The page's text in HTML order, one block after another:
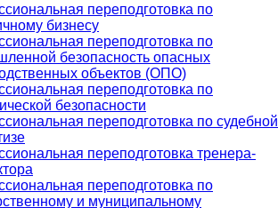
переподготовка по
бизнесу
переподготовка по
безопасность опасных
объектов (ОПО)
переподготовка по
безопасности
переподготовка по судебной
переподготовка тренера-
переподготовка по
и муниципальному